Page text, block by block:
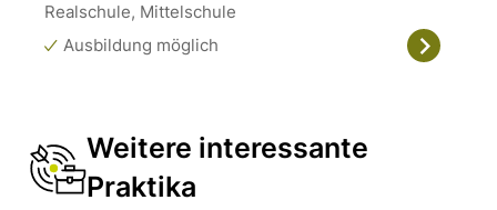
Realschule, Mittelschule
Ausbildung möglich
Weitere interessante
Praktika